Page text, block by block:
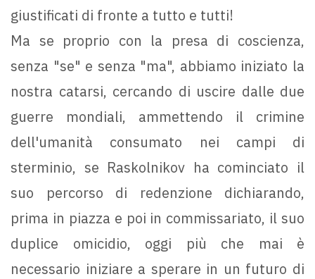
giustificati di fronte a tutto e tutti!
Ma se proprio con la presa di coscienza,
senza "se" e senza "ma", abbiamo iniziato la
nostra catarsi, cercando di uscire dalle due
guerre mondiali, ammettendo il crimine
dell'umanità consumato nei campi di
sterminio, se Raskolnikov ha cominciato il
suo percorso di redenzione dichiarando,
prima in piazza e poi in commissariato, il suo
duplice omicidio, oggi più che mai è
necessario iniziare a sperare in un futuro di